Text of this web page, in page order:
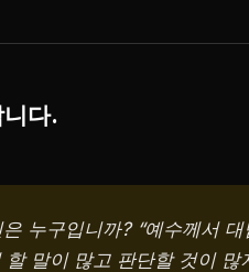
다.
누구입니까? “예수께서
말이 많고 판단할 것이